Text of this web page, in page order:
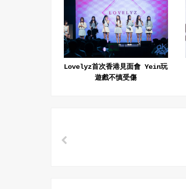
Lovelyz首次香港見面會 Yein玩
遊戲不慎受傷